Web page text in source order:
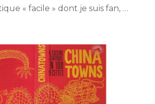
« facile » dont je suis fan, …